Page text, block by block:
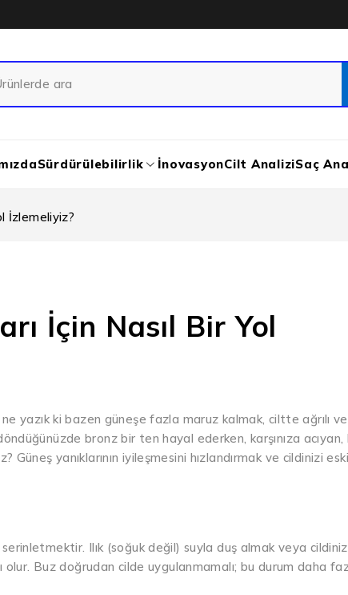
Sürdürülebilirlik İnovasyonCilt AnaliziSaç
İzlemeliyiz?
İçin Nasıl Bir Yol
yazık ki bazen güneşe fazla maruz kalmak, ciltte ağrılı ve
bronz bir ten hayal ederken, karşınıza acıyan,
yanıklarının iyileşmesini hızlandırmak ve cildinizi eski
serinletmektir. Ilık (soğuk değil) suyla duş almak veya
olur. Buz doğrudan cilde uygulanmamalı; bu durum daha